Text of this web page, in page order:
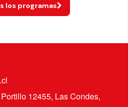
los programas
12455, Las Condes,